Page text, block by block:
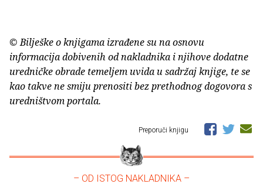
© Bilješke o knjigama izrađene su na osnovu
informacija dobivenih od nakladnika i njihove dodatne
uredničke obrade temeljem uvida u sadržaj knjige, te se
kao takve ne smiju prenositi bez prethodnog dogovora s
uredništvom portala.
Preporuči knjigu
– OD ISTOG NAKLADNIKA –